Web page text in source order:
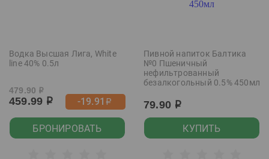
Водка Высшая Лига, White
line 40% 0.5л
479.90 р
459.99 р -19.91 р
БРОНИРОВАТЬ
Пивной напиток Балтика
№0 Пшеничный
нефильтрованный
безалкогольный 0.5% 450мл
79.90 р
КУПИТЬ